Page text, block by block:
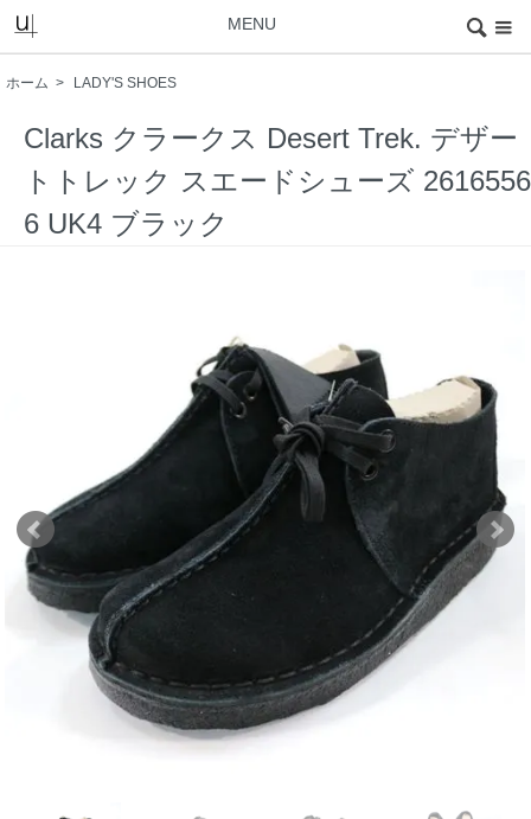
MENU
ホーム > LADY'S SHOES
Clarks クラークス Desert Trek. デザー
トトレック スエードシューズ 2616556
6 UK4 ブラック